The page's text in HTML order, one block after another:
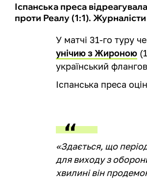
Іспанська преса
проти Реалу (1:1). Журналісти
У матчі 31-го туру
унічию з Жироною
український
Іспанська преса
«Здається, що
для виходу з
хвилині він